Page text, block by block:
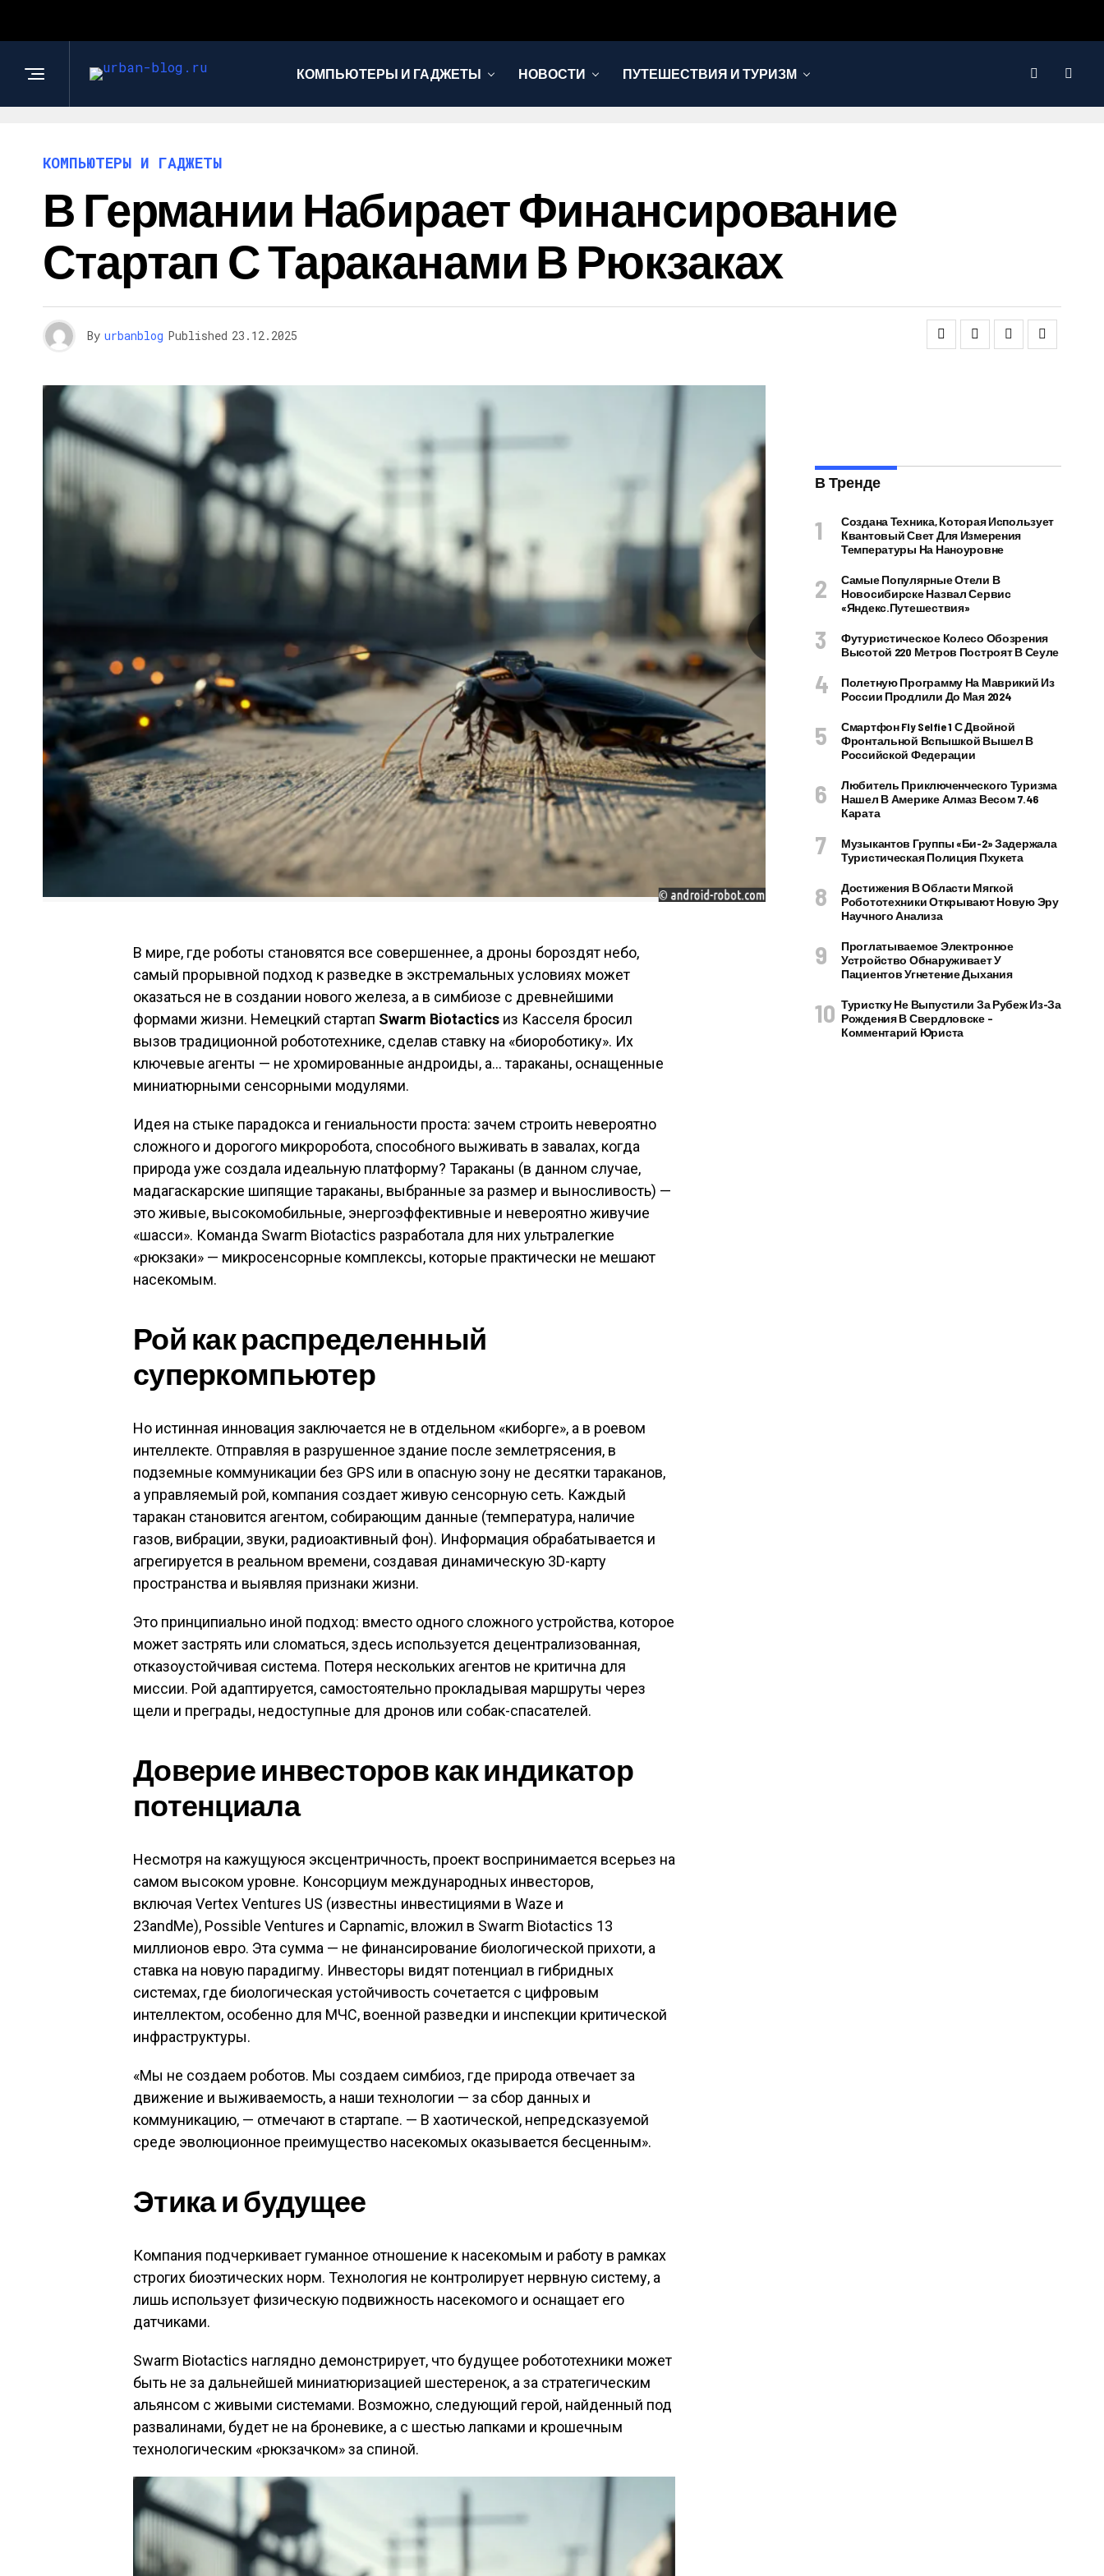
КОМПЬЮТЕРЫ И ГАДЖЕТЫ НОВОСТИ ПУТЕШЕСТВИЯ И ТУРИЗМ
КОМПЬЮТЕРЫ И ГАДЖЕТЫ
В Германии Набирает Финансирование
Стартап С Тараканами В Рюкзаках
By urbanblog Published 23.12.2025
В мире, где роботы становятся все совершеннее, а дроны бороздят небо,
самый прорывной подход к разведке в экстремальных условиях может
оказаться не в создании нового железа, а в симбиозе с древнейшими
формами жизни. Немецкий стартап Swarm Biotactics из Касселя бросил
вызов традиционной робототехнике, сделав ставку на «биороботику». Их
ключевые агенты — не хромированные андроиды, а… тараканы, оснащенные
миниатюрными сенсорными модулями.
Идея на стыке парадокса и гениальности проста: зачем строить невероятно
сложного и дорогого микроробота, способного выживать в завалах, когда
природа уже создала идеальную платформу? Тараканы (в данном случае,
мадагаскарские шипящие тараканы, выбранные за размер и выносливость) —
это живые, высокомобильные, энергоэффективные и невероятно живучие
«шасси». Команда Swarm Biotactics разработала для них ультралегкие
«рюкзаки» — микросенсорные комплексы, которые практически не мешают
насекомым.
Рой как распределенный
суперкомпьютер
Но истинная инновация заключается не в отдельном «киборге», а в роевом
интеллекте. Отправляя в разрушенное здание после землетрясения, в
подземные коммуникации без GPS или в опасную зону не десятки тараканов,
а управляемый рой, компания создает живую сенсорную сеть. Каждый
таракан становится агентом, собирающим данные (температура, наличие
газов, вибрации, звуки, радиоактивный фон). Информация обрабатывается и
агрегируется в реальном времени, создавая динамическую 3D-карту
пространства и выявляя признаки жизни.
Это принципиально иной подход: вместо одного сложного устройства, которое
может застрять или сломаться, здесь используется децентрализованная,
отказоустойчивая система. Потеря нескольких агентов не критична для
миссии. Рой адаптируется, самостоятельно прокладывая маршруты через
щели и преграды, недоступные для дронов или собак-спасателей.
Доверие инвесторов как индикатор
потенциала
Несмотря на кажущуюся эксцентричность, проект воспринимается всерьез на
самом высоком уровне. Консорциум международных инвесторов,
включая Vertex Ventures US (известны инвестициями в Waze и
23andMe), Possible Ventures и Capnamic, вложил в Swarm Biotactics 13
миллионов евро. Эта сумма — не финансирование биологической прихоти, а
ставка на новую парадигму. Инвесторы видят потенциал в гибридных
системах, где биологическая устойчивость сочетается с цифровым
интеллектом, особенно для МЧС, военной разведки и инспекции критической
инфраструктуры.
«Мы не создаем роботов. Мы создаем симбиоз, где природа отвечает за
движение и выживаемость, а наши технологии — за сбор данных и
коммуникацию, — отмечают в стартапе. — В хаотической, непредсказуемой
среде эволюционное преимущество насекомых оказывается бесценным».
Этика и будущее
Компания подчеркивает гуманное отношение к насекомым и работу в рамках
строгих биоэтических норм. Технология не контролирует нервную систему, а
лишь использует физическую подвижность насекомого и оснащает его
датчиками.
Swarm Biotactics наглядно демонстрирует, что будущее робототехники может
быть не за дальнейшей миниатюризацией шестеренок, а за стратегическим
альянсом с живыми системами. Возможно, следующий герой, найденный под
развалинами, будет не на броневике, а с шестью лапками и крошечным
технологическим «рюкзачком» за спиной.
В Тренде
Создана Техника, Которая Использует
Квантовый Свет Для Измерения
Температуры На Наноуровне
Самые Популярные Отели В
Новосибирске Назвал Сервис
«Яндекс.Путешествия»
Футуристическое Колесо Обозрения
Высотой 220 Метров Построят В Сеуле
Полетную Программу На Маврикий Из
России Продлили До Мая 2024
Смартфон Fly Selfie 1 С Двойной
Фронтальной Вспышкой Вышел В
Российской Федерации
Любитель Приключенческого Туризма
Нашел В Америке Алмаз Весом 7.46
Карата
Музыкантов Группы «Би-2» Задержала
Туристическая Полиция Пхукета
Достижения В Области Мягкой
Робототехники Открывают Новую Эру
Научного Анализа
Проглатываемое Электронное
Устройство Обнаруживает У
Пациентов Угнетение Дыхания
Туристку Не Выпустили За Рубеж Из-За
Рождения В Свердловске –
Комментарий Юриста